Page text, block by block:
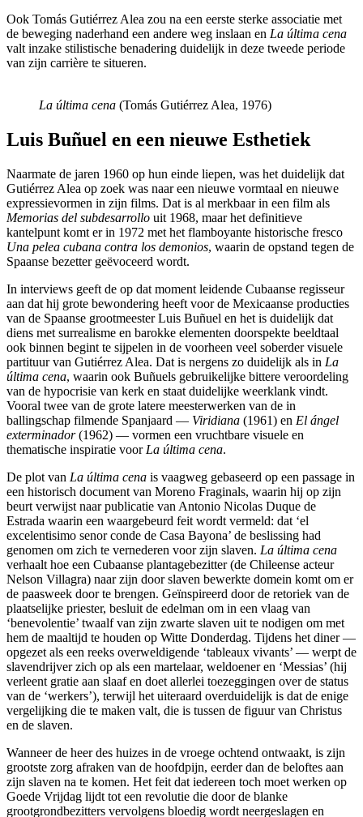
Ook Tomás Gutiérrez Alea zou na een eerste sterke associatie met
de beweging naderhand een andere weg inslaan en La última cena
valt inzake stilistische benadering duidelijk in deze tweede periode
van zijn carrière te situeren.
La última cena (Tomás Gutiérrez Alea, 1976)
Luis Buñuel en een nieuwe Esthetiek
Naarmate de jaren 1960 op hun einde liepen, was het duidelijk dat
Gutiérrez Alea op zoek was naar een nieuwe vormtaal en nieuwe
expressievormen in zijn films. Dat is al merkbaar in een film als
Memorias del subdesarrollo uit 1968, maar het definitieve
kantelpunt komt er in 1972 met het flamboyante historische fresco
Una pelea cubana contra los demonios, waarin de opstand tegen de
Spaanse bezetter geëvoceerd wordt.
In interviews geeft de op dat moment leidende Cubaanse regisseur
aan dat hij grote bewondering heeft voor de Mexicaanse producties
van de Spaanse grootmeester Luis Buñuel en het is duidelijk dat
diens met surrealisme en barokke elementen doorspekte beeldtaal
ook binnen begint te sijpelen in de voorheen veel soberder visuele
partituur van Gutiérrez Alea. Dat is nergens zo duidelijk als in La
última cena, waarin ook Buñuels gebruikelijke bittere veroordeling
van de hypocrisie van kerk en staat duidelijke weerklank vindt.
Vooral twee van de grote latere meesterwerken van de in
ballingschap filmende Spanjaard — Viridiana (1961) en El ángel
exterminador(1962) — vormen een vruchtbare visuele en
thematische inspiratie voor La última cena.
De plot van La última cena is vaagweg gebaseerd op een passage in
een historisch document van Moreno Fraginals, waarin hij op zijn
beurt verwijst naar publicatie van Antonio Nicolas Duque de
Estrada waarin een waargebeurd feit wordt vermeld: dat ‘el
excelentisimo senor conde de Casa Bayona’ de beslissing had
genomen om zich te vernederen voor zijn slaven. La última cena
verhaalt hoe een Cubaanse plantagebezitter (de Chileense acteur
Nelson Villagra) naar zijn door slaven bewerkte domein komt om er
de paasweek door te brengen. Geïnspireerd door de retoriek van de
plaatselijke priester, besluit de edelman om in een vlaag van
‘benevolentie’ twaalf van zijn zwarte slaven uit te nodigen om met
hem de maaltijd te houden op Witte Donderdag. Tijdens het diner —
opgezet als een reeks overweldigende ‘tableaux vivants’ — werpt de
slavendrijver zich op als een martelaar, weldoener en ‘Messias’ (hij
verleent gratie aan slaaf en doet allerlei toezeggingen over de status
van de ‘werkers’), terwijl het uiteraard overduidelijk is dat de enige
vergelijking die te maken valt, die is tussen de figuur van Christus
en de slaven.
Wanneer de heer des huizes in de vroege ochtend ontwaakt, is zijn
grootste zorg afraken van de hoofdpijn, eerder dan de beloftes aan
zijn slaven na te komen. Het feit dat iedereen toch moet werken op
Goede Vrijdag lijdt tot een revolutie die door de blanke
grootgrondbezitters vervolgens bloedig wordt neergeslagen en